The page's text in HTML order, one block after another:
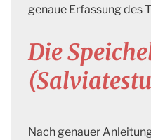
genaue Erfassung des
Die
Nach genauer